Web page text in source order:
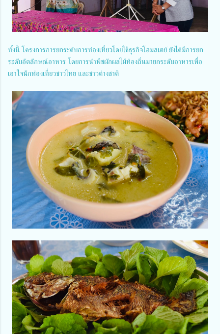
ทั้งนี้ โครงการการยกระดับการท่องเที่ยวโดยใช้ธุรกิจโฮมสเตย์ ยังได้มีการยก
ระดับอัตลักษณ์อาหาร โดยการนำพืชผักผลไม้ท้องถิ่นมายกระดับอาหารเพื่อ
เอาใจนักท่องเที่ยวชาวไทย และชาวต่างชาติ